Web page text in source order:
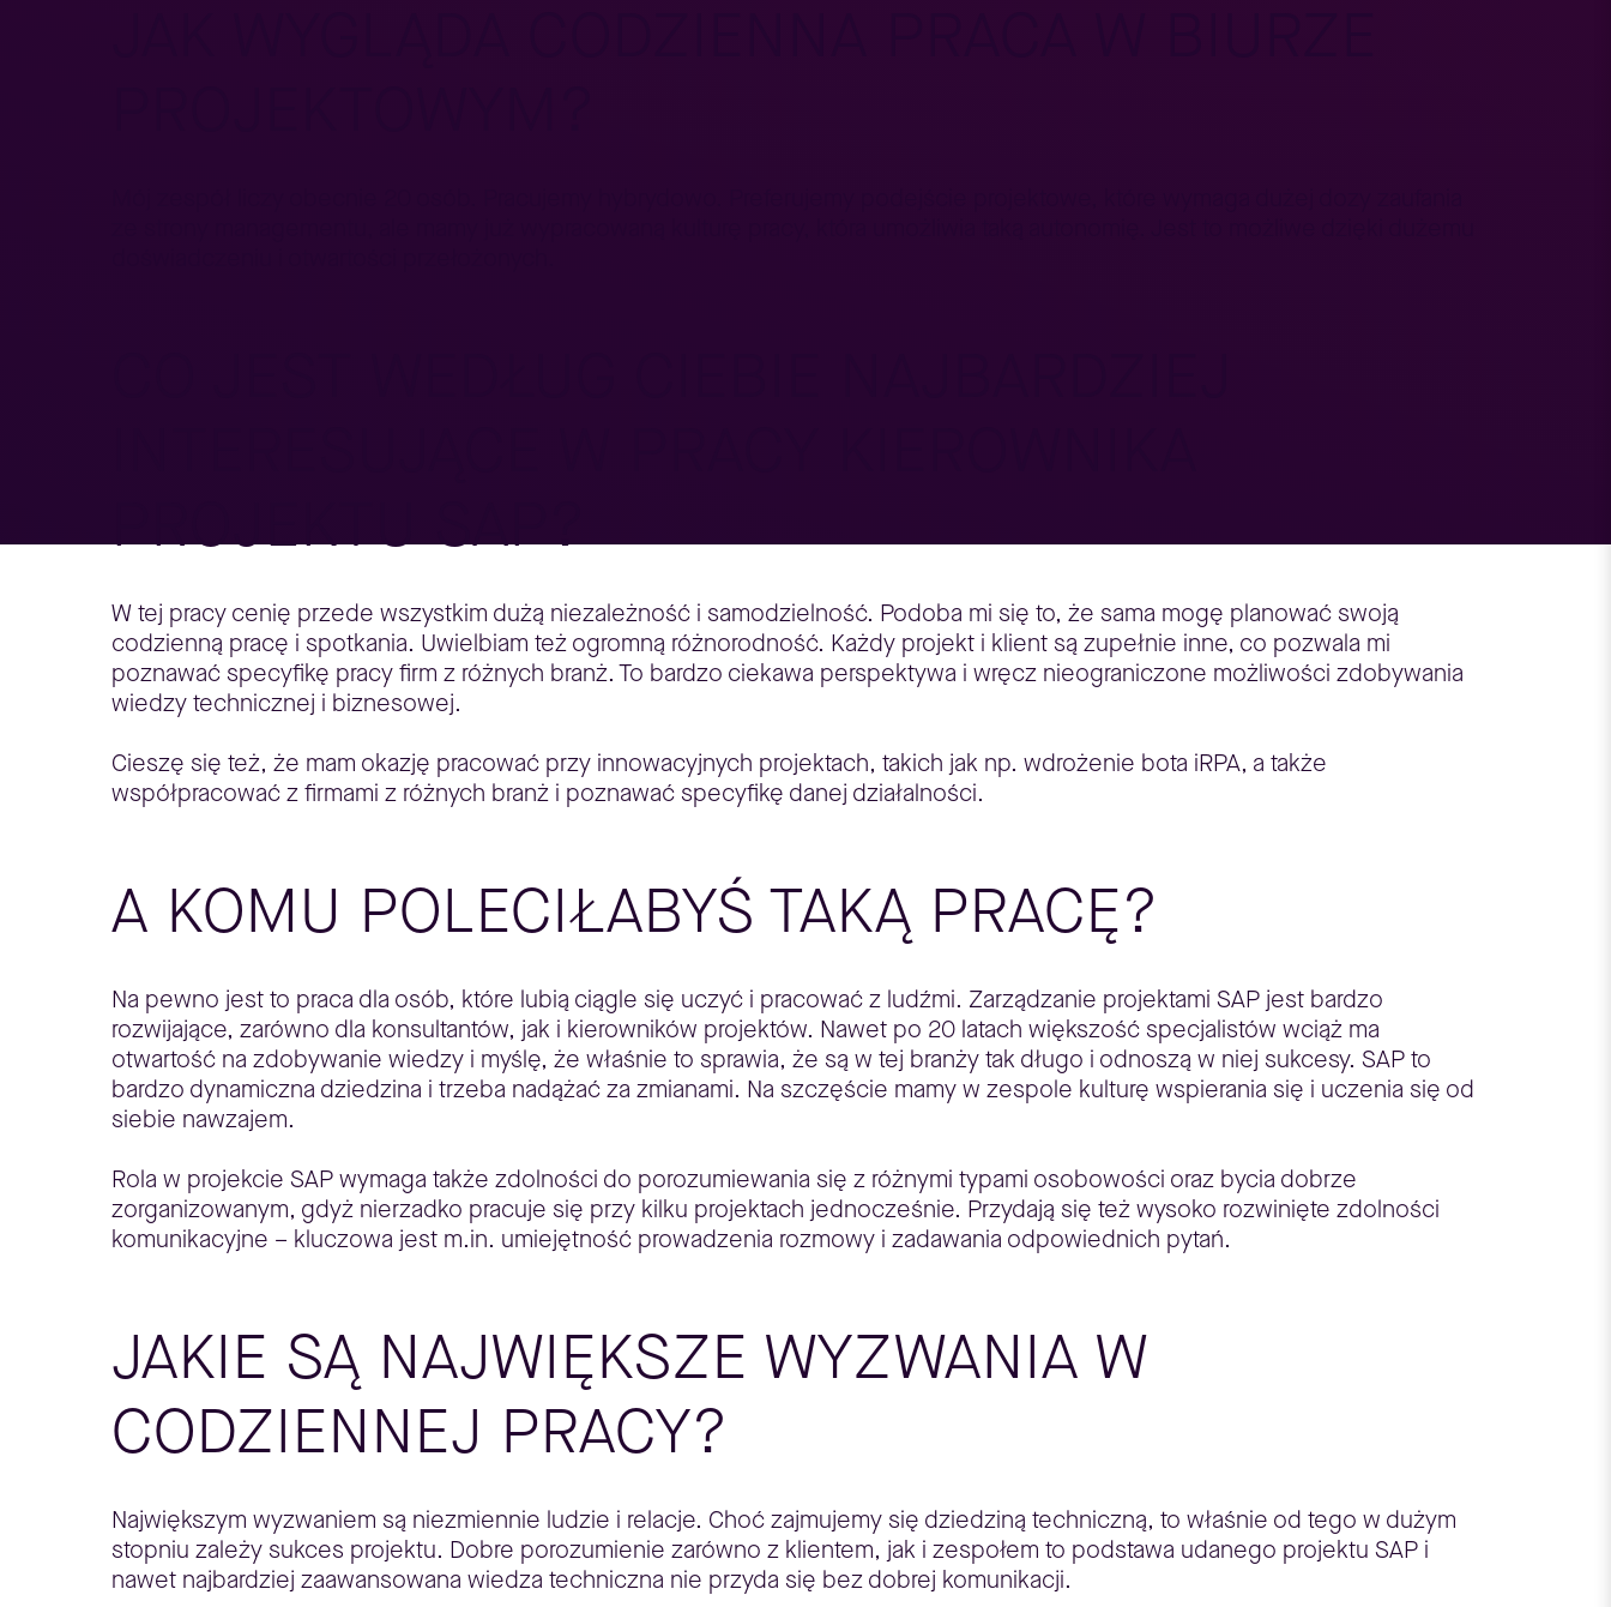
PROJEKTU SAP?
W tej pracy cenię przede wszystkim dużą niezależność i samodzielność. Podoba mi się to, że sama mogę planować swoją
codzienną pracę i spotkania. Uwielbiam też ogromną różnorodność. Każdy projekt i klient są zupełnie inne, co pozwala mi
poznawać specyfikę pracy firm z różnych branż. To bardzo ciekawa perspektywa i wręcz nieograniczone możliwości zdobywania
wiedzy technicznej i biznesowej.
Cieszę się też, że mam okazję pracować przy innowacyjnych projektach, takich jak np. wdrożenie bota iRPA, a także
współpracować z firmami z różnych branż i poznawać specyfikę danej działalności.
A KOMU POLECIŁABYŚ TAKĄ PRACĘ?
Na pewno jest to praca dla osób, które lubią ciągle się uczyć i pracować z ludźmi. Zarządzanie projektami SAP jest bardzo
rozwijające, zarówno dla konsultantów, jak i kierowników projektów. Nawet po 20 latach większość specjalistów wciąż ma
otwartość na zdobywanie wiedzy i myślę, że właśnie to sprawia, że są w tej branży tak długo i odnoszą w niej sukcesy. SAP to
bardzo dynamiczna dziedzina i trzeba nadążać za zmianami. Na szczęście mamy w zespole kulturę wspierania się i uczenia się od
siebie nawzajem.
Rola w projekcie SAP wymaga także zdolności do porozumiewania się z różnymi typami osobowości oraz bycia dobrze
zorganizowanym, gdyż nierzadko pracuje się przy kilku projektach jednocześnie. Przydają się też wysoko rozwinięte zdolności
komunikacyjne – kluczowa jest m.in. umiejętność prowadzenia rozmowy i zadawania odpowiednich pytań.
JAKIE SĄ NAJWIĘKSZE WYZWANIA W
CODZIENNEJ PRACY?
Największym wyzwaniem są niezmiennie ludzie i relacje. Choć zajmujemy się dziedziną techniczną, to właśnie od tego w dużym
stopniu zależy sukces projektu. Dobre porozumienie zarówno z klientem, jak i zespołem to podstawa udanego projektu SAP i
nawet najbardziej zaawansowana wiedza techniczna nie przyda się bez dobrej komunikacji.